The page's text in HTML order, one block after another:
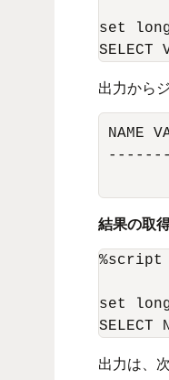
set
出力から
NAME
結果の取
%script
set
出力は、